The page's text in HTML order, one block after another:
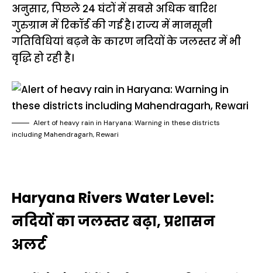
अनुसार, पिछले 24 घंटों में सबसे अधिक बारिश
गुरुग्राम में रिकॉर्ड की गई है। राज्य में मानसूनी
गतिविधियां बढ़ने के कारण नदियों के जलस्तर में भी
वृद्धि हो रही है।
Alert of heavy rain in Haryana: Warning in these districts
including Mahendragarh, Rewari
Haryana Rivers Water Level:
नदियों का जलस्तर बढ़ा, प्रशासन
अलर्ट